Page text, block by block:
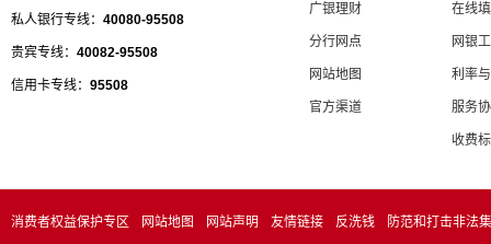
私人银行专线： 40080-95508
贵宾专线： 40082-95508
信用卡专线： 95508
广银理财
分行网点
网站地图
官方渠道
在线
网银
利率
服务
收费
消费者权益保护专区 网站地图 网站声明 友情链接 反洗钱 防范和打击非法